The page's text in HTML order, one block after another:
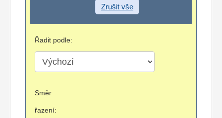
Zrušit vše
Řadit podle:
Směr
řazení: